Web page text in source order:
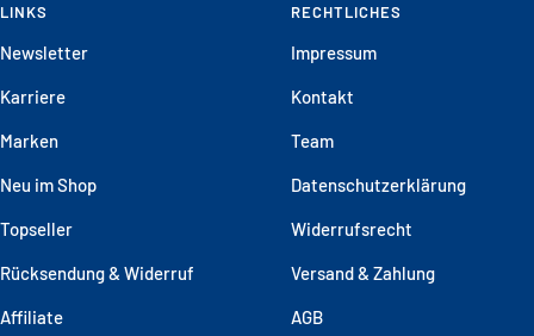
gehengehen
4
LINKS
Newsletter
Karriere
Marken
Neu im Shop
Topseller
Rücksendung & Widerruf
Affiliate
RECHTLICHES
Impressum
Kontakt
Team
Datenschutzerklärung
Widerrufsrecht
Versand & Zahlung
AGB